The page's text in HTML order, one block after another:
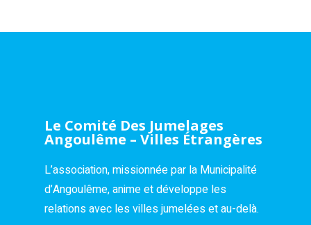
Le Comité Des Jumelages
Angoulême – Villes Étrangères
L’association, missionnée par la Municipalité
d’Angoulême, anime et développe les
relations avec les villes jumelées et au-delà.